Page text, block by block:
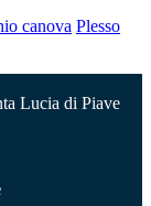
canova Plesso
Lucia di Piave